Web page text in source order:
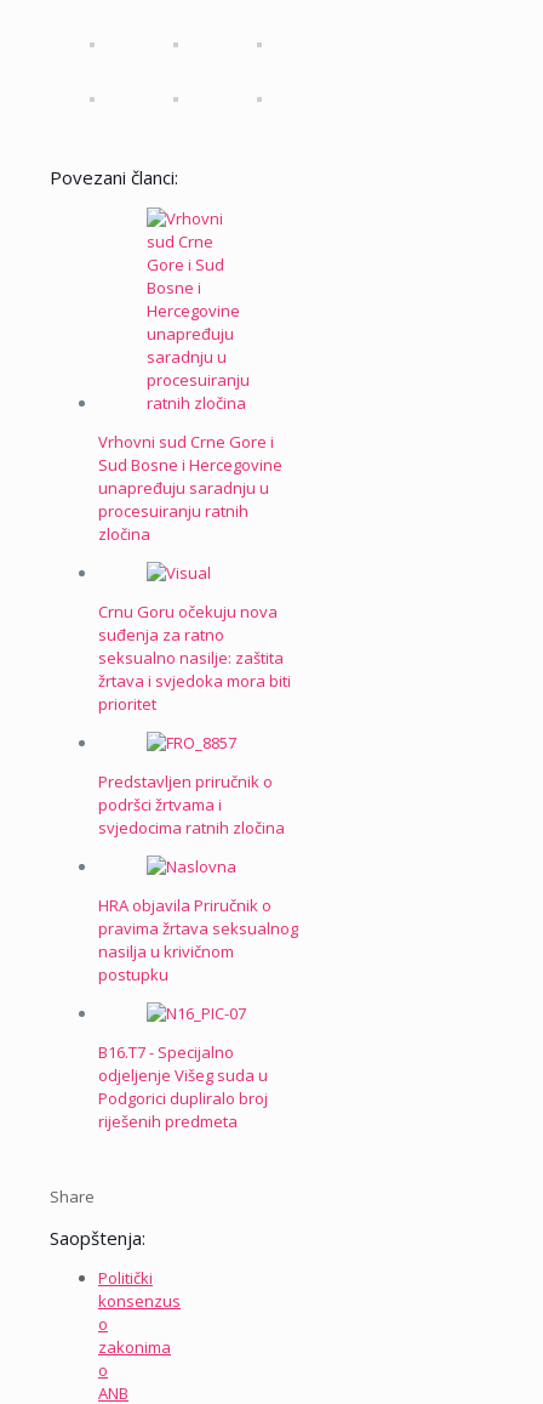
Povezani članci:
Vrhovni sud Crne Gore i
Sud Bosne i Hercegovine
unapređuju saradnju u
procesuiranju ratnih
zločina
Crnu Goru očekuju nova
suđenja za ratno
seksualno nasilje: zaštita
žrtava i svjedoka mora biti
prioritet
Predstavljen priručnik o
podršci žrtvama i
svjedocima ratnih zločina
HRA objavila Priručnik o
pravima žrtava seksualnog
nasilja u krivičnom
postupku
B16.T7 - Specijalno
odjeljenje Višeg suda u
Podgorici dupliralo broj
riješenih predmeta
Share
Saopštenja:
Politički
konsenzus
o
zakonima
o
ANB